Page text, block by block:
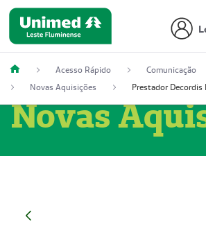
Acesso Rápido
Comunicação
Novas Aquisições
Novas